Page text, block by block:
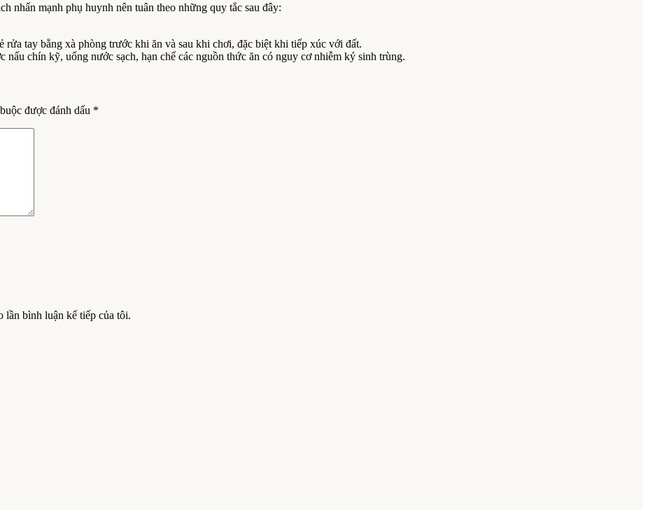
nhấn mạnh phụ huynh nên tuân theo những quy tắc sau đây:
tay bằng xà phòng trước khi ăn và sau khi chơi, đặc biệt khi tiếp xúc với đất.
chín kỹ, uống nước sạch, hạn chế các nguồn thức ăn có nguy cơ nhiễm ký sinh trùng.
được đánh dấu *
lần bình luận kế tiếp của tôi.